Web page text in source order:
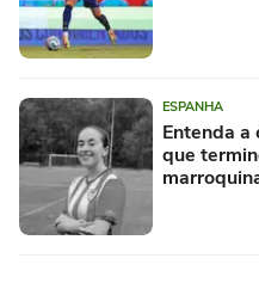
ESPANHA
Entenda
que